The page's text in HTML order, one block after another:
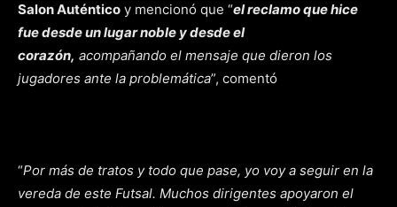
Salon Auténtico y mencionó que “el reclamo que hice
fue desde un lugar noble y desde el
corazón, acompañando el mensaje que dieron los
jugadores ante la problemática”, comentó
“Por más de tratos y todo que pase, yo voy a seguir en la
vereda de este Futsal. Muchos dirigentes apoyaron el